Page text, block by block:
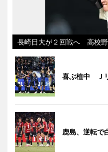
長崎日大が２回戦へ 高校
喜ぶ植中 Ｊ
鹿島、逆転